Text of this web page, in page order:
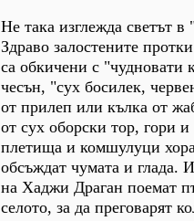
Не така изглежда светът
Здраво залостените
са обкичени с "чудновати
чесън, "сух босилек,
от прилеп или кълка от
от сух оборски тор, гори и
плетища и комшулуци
обсъждат чумата и глада.
на Хаджи Драган поемат
селото, за да преговарят